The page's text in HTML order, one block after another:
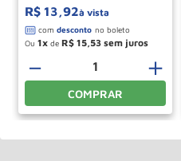
R$ 13,92à vista
Ou 1 de R$ 15 53
＋
－
COMPRAR